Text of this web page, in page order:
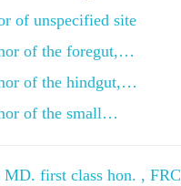
of unspecified site
of the foregut,…
of the hindgut,…
of the small…
first class hon. ,